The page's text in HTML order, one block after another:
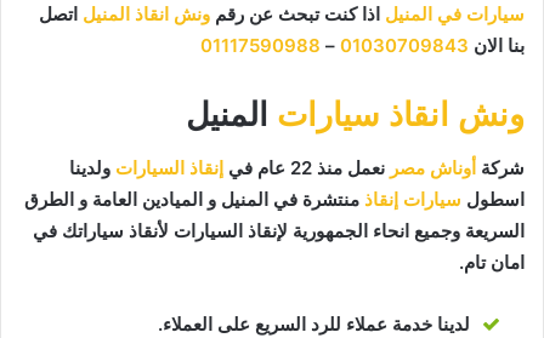
سيارات في المنيل اذا كنت تبحث عن رقم ونش انقاذ المنيل اتصل
بنا الان 01030709843
–
01117590988
ونش انقاذ سيارات المنيل
شركة أوناش مصر نعمل منذ 22 عام في إنقاذ السيارات ولدينا
اسطول سيارات إنقاذ منتشرة في المنيل و الميادين العامة و الطرق
السريعة وجميع انحاء الجمهورية لإنقاذ السيارات لأنقاذ سياراتك في
امان تام.
لدينا خدمة عملاء للرد السريع على العملاء.